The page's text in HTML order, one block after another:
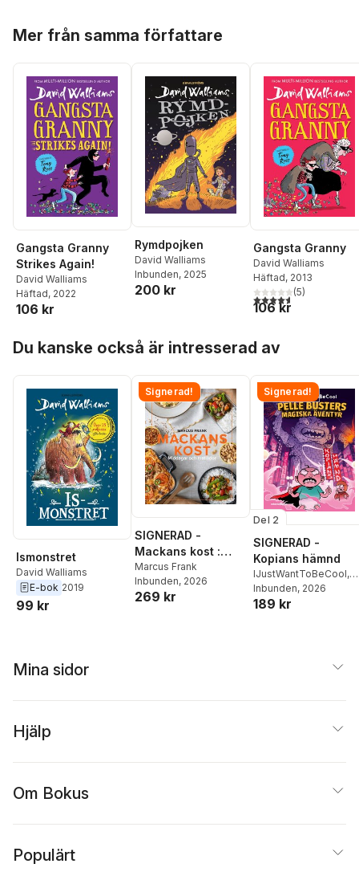
Mer från samma författare
Gangsta Granny
Strikes Again!
David Walliams
Häftad, 2022
106 kr
Rymdpojken
David Walliams
Inbunden, 2025
200 kr
Gangsta Granny
David Walliams
Häftad, 2013
4,6utav 5 stjärnor.
(5)
106 kr
Du kanske också är intresserad av
Ismonstret
David Walliams
E-bok 2019
99 kr
Signerad!
SIGNERAD -
Mackans kost :
Middagar och
matlådor
Marcus Frank
Inbunden, 2026
269 kr
Signerad!
Del 2
SIGNERAD -
Kopians hämnd
IJustWantToBeCool,
Joel Adolphson
Ejdemo Beer
Inbunden, 2026
189 kr
Mina sidor
Hjälp
Om Bokus
Populärt